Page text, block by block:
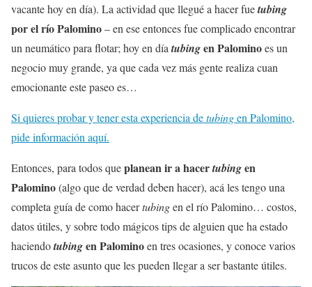
vacante hoy en día). La actividad que llegué a hacer fuetubing
por el río Palomino– en ese entonces fue complicado encontrar
un neumático para flotar; hoy en díatubingen Palominoes un
negocio muy grande, ya que cada vez más gente realiza cuan
emocionante este paseo es…
Si quieres probar y tener esta experiencia detubingen Palomino,
pide información aquí.
Entonces, para todos queplanean ir a hacertubingen
Palomino(algo que de verdad deben hacer), acá les tengo una
completa guía de como hacertubingen el río Palomino… costos,
datos útiles, y sobre todo mágicos tips de alguien que ha estado
haciendotubingen Palominoen tres ocasiones, y conoce varios
trucos de este asunto que les pueden llegar a ser bastante útiles.